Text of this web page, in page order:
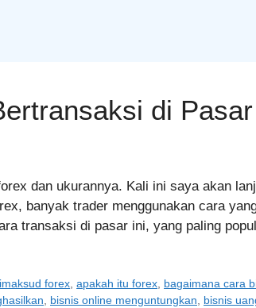
di
dan ukurannya. Kali ini saya akan
banyak trader menggunakan cara
transaksi di pasar ini, yang paling
forex ,apakah itu forex bagaimana cara
bisnis online menguntungkan bisnis